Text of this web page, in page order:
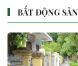
BẤT ĐỘNG SẢN